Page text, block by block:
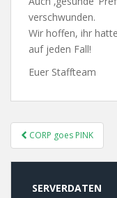
verschwunden.
Wir hoffen, ihr
auf jeden Fall!
Euer Staffteam
Post
Navigation
CORP goes PINK
SERVERDATEN